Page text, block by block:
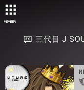
MEMBER
三代目 J